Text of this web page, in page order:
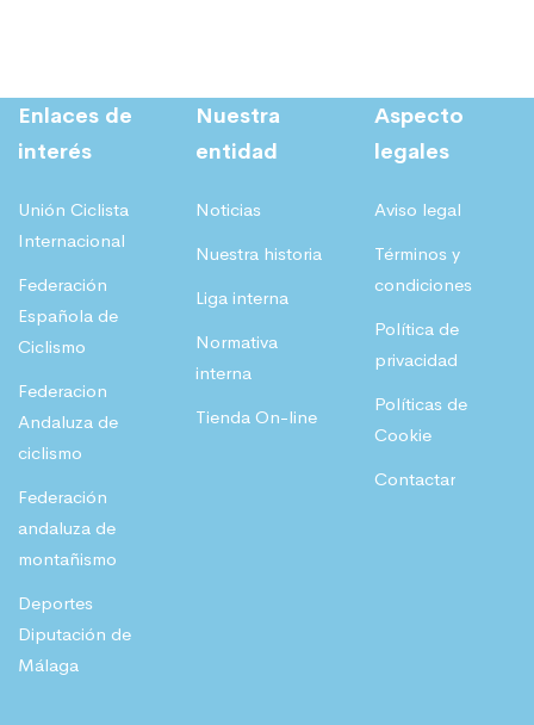
Enlaces de
interés
Unión Ciclista
Internacional
Federación
Española de
Ciclismo
Federacion
Andaluza de
ciclismo
Federación
andaluza de
montañismo
Deportes
Diputación de
Málaga
Nuestra
entidad
Noticias
Nuestra historia
Liga interna
Normativa
interna
Tienda On-line
Aspecto
legales
Aviso legal
Términos y
condiciones
Política de
privacidad
Políticas de
Cookie
Contactar